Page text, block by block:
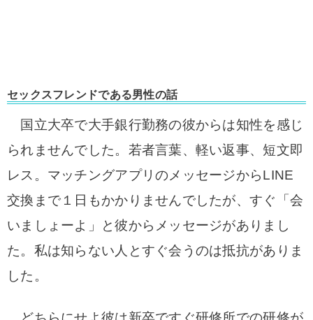
セックスフレンドである男性の話
国立大卒で大手銀行勤務の彼からは知性を感じ
られませんでした。若者言葉、軽い返事、短文即
レス。マッチングアプリのメッセージからLINE
交換まで１日もかかりませんでしたが、すぐ「会
いましょーよ」と彼からメッセージがありまし
た。私は知らない人とすぐ会うのは抵抗がありま
した。